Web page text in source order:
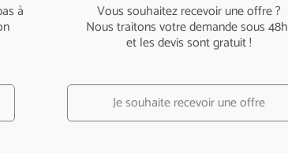
Vous souhaitez recevoir une offre ?
Nous traitons votre demande sous 48h
et les devis sont gratuit !
à
Je souhaite recevoir une offre